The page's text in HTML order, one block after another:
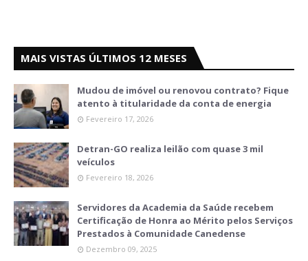
MAIS VISTAS ÚLTIMOS 12 MESES
Mudou de imóvel ou renovou contrato? Fique
atento à titularidade da conta de energia
Fevereiro 17, 2026
Detran-GO realiza leilão com quase 3 mil
veículos
Fevereiro 18, 2026
Servidores da Academia da Saúde recebem
Certificação de Honra ao Mérito pelos Serviços
Prestados à Comunidade Canedense
Dezembro 09, 2025